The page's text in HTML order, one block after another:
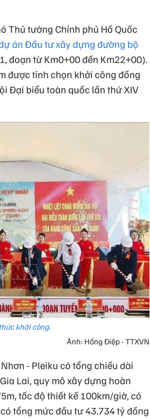
Thủ tướng Chính phủ Hồ Quốc
án Đầu tư xây dựng đường bộ
đoạn từ Km0+00 đến Km22+00).
được tỉnh chọn khởi công đồng
Đại biểu toàn quốc lần thứ XIV
khởi công.
Ảnh: Hồng Điệp - TTXVN
- Pleiku có tổng chiều dài
Lai, quy mô xây dựng hoàn
tốc độ thiết kế 100km/giờ, có
tổng mức đầu tư 43.734 tỷ đồng